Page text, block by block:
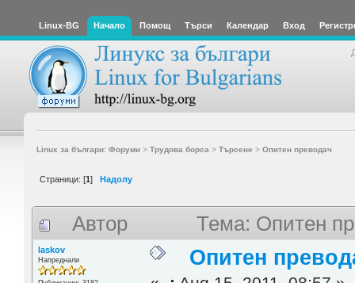
Linux-BG Начало Помощ Търси Календар Вход
Linux за българи: Форуми> Трудова борса > Търсене > Опитен преводач
Страници: [1] Надолу
Автор Тема: Опитен
laskov
Напреднали Опитен